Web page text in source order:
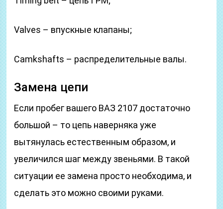
Valves – впускные клапаны;
Camkshafts – распределительные валы.
Замена цепи
Если пробег вашего ВАЗ 2107 достаточно
большой – то цепь наверняка уже
вытянулась естественным образом, и
увеличился шаг между звеньями. В такой
ситуации ее замена просто необходима, и
сделать это можно своими руками.